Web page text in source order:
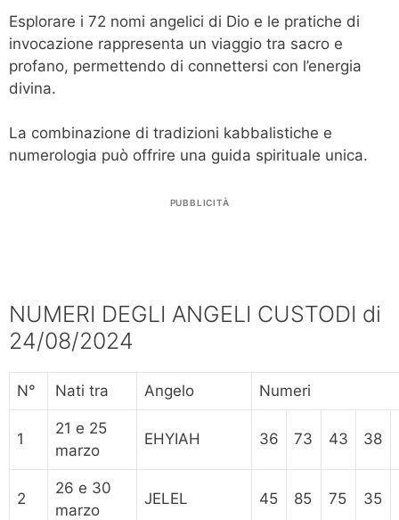
Esplorare i 72 nomi angelici di Dio e le pratiche di
invocazione rappresenta un viaggio tra sacro e
profano, permettendo di connettersi con l’energia
divina.
La combinazione di tradizioni kabbalistiche e
numerologia può offrire una guida spirituale unica.
PUBBLICITÀ
NUMERI DEGLI ANGELI CUSTODI di
24/08/2024
N° Nati tra Angelo Numeri
1
21 e 25
marzo
EHYIAH 36 73 43 38
2
26 e 30
marzo
JELEL 45 85 75 35